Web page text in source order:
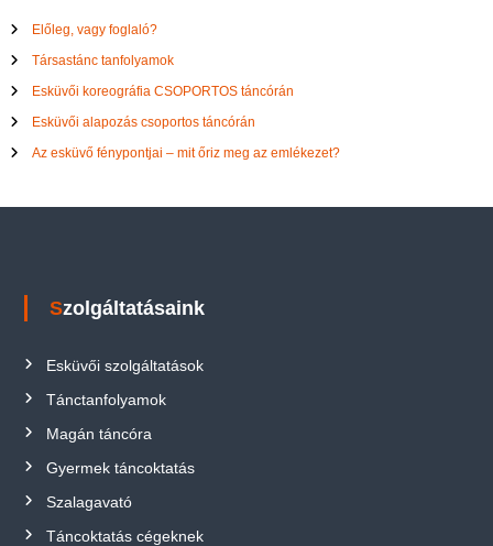
Előleg, vagy foglaló?
Társastánc tanfolyamok
Esküvői koreográfia CSOPORTOS táncórán
Esküvői alapozás csoportos táncórán
Az esküvő fénypontjai – mit őriz meg az emlékezet?
Szolgáltatásaink
Esküvői szolgáltatások
Tánctanfolyamok
Magán táncóra
Gyermek táncoktatás
Szalagavató
Táncoktatás cégeknek